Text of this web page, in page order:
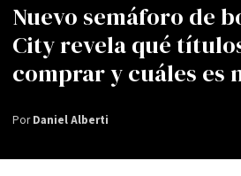
Nuevo semáforo de
City revela qué
comprar y cuáles es
PorDaniel Alberti